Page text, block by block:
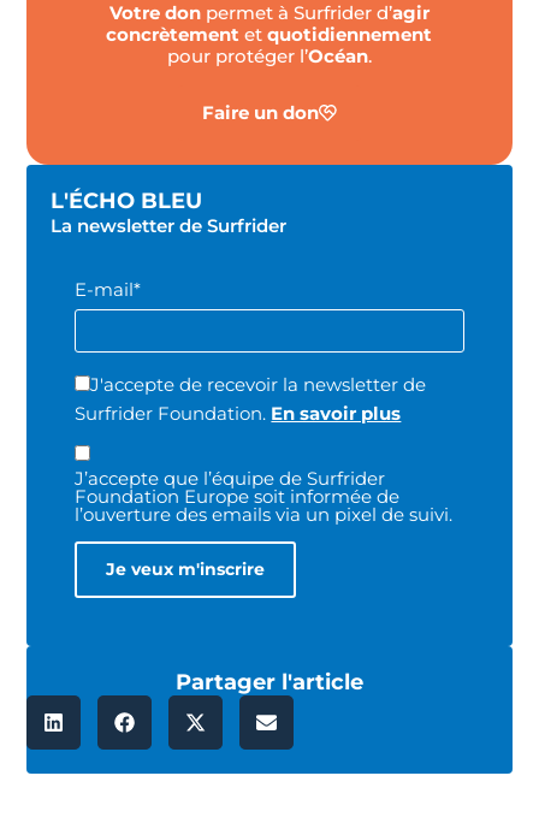
Votre donpermet à Surfrider d’agir
concrètement etquotidiennement
pour protéger l’Océan.
Faire un don
L'ÉCHO BLEU
La newsletter de Surfrider
E-mail*
J'accepte de recevoir la newsletter de
Surfrider Foundation. En savoir plus
J’accepte que l’équipe de Surfrider
Foundation Europe soit informée de
l’ouverture des emails via un pixel de suivi.
Partager l'article